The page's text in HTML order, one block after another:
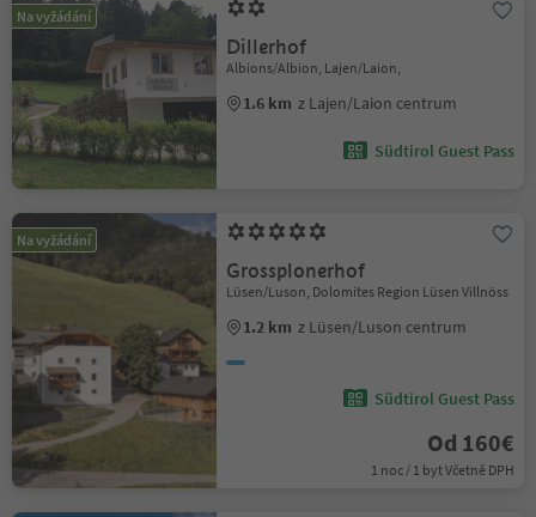
Na vyžádání
Dillerhof
Albions/Albion, Lajen/Laion,
1.6 km z Lajen/Laion centrum
Südtirol Guest Pass
Na vyžádání
Grossplonerhof
Lüsen/Luson, Dolomites Region Lüsen Villnöss
1.2 km z Lüsen/Luson centrum
Südtirol Guest Pass
Od 160€
1 noc / 1 byt Včetně DPH